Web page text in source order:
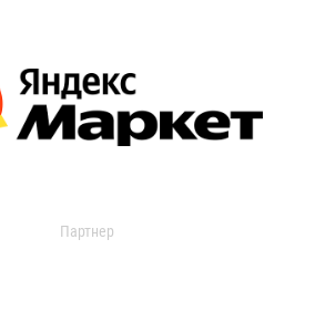
Партнер